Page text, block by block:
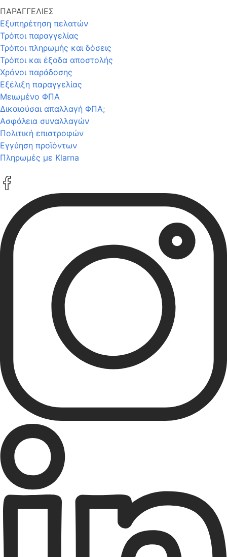
ΠΑΡΑΓΓΕΛΙΕΣ
Εξυπηρέτηση πελατών
Τρόποι παραγγελίας
Τρόποι πληρωμής και δόσεις
Τρόποι και έξοδα αποστολής
Χρόνοι παράδοσης
Εξέλιξη παραγγελίας
Μειωμένο ΦΠΑ
Δικαιούσαι απαλλαγή ΦΠΑ;
Ασφάλεια συναλλαγών
Πολιτική επιστροφών
Εγγύηση προϊόντων
Πληρωμές με Klarna